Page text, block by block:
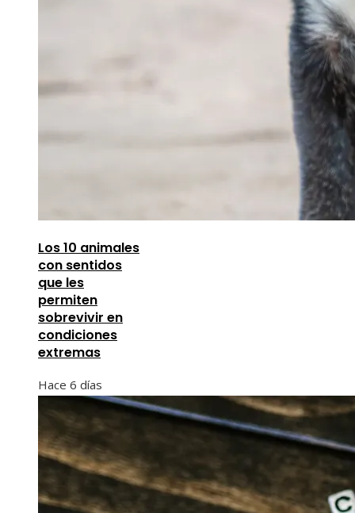
Los 10 animales
con sentidos
que les
permiten
sobrevivir en
condiciones
extremas
Hace 6 días